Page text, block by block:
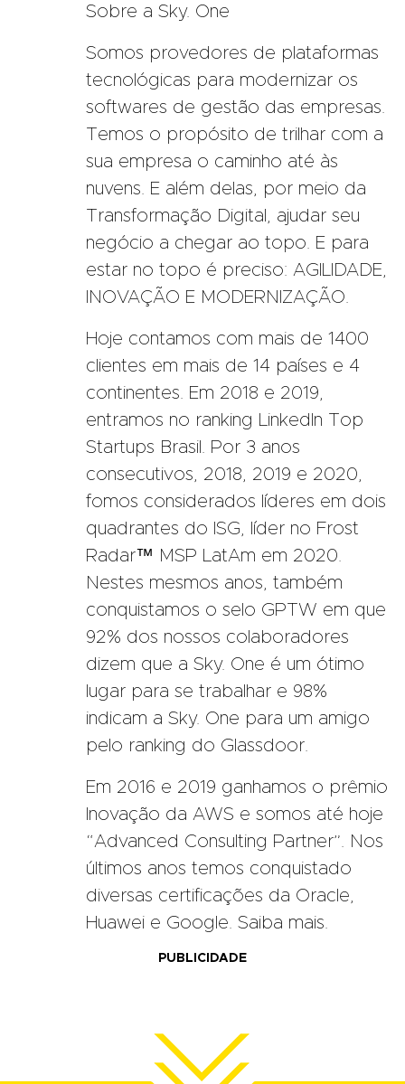
Sobre a Sky. One
Somos provedores de plataformas
tecnológicas para modernizar os
softwares de gestão das empresas.
Temos o propósito de trilhar com a
sua empresa o caminho até às
nuvens. E além delas, por meio da
Transformação Digital, ajudar seu
negócio a chegar ao topo. E para
estar no topo é preciso: AGILIDADE,
INOVAÇÃO E MODERNIZAÇÃO.
Hoje contamos com mais de 1400
clientes em mais de 14 países e 4
continentes. Em 2018 e 2019,
entramos no ranking LinkedIn Top
Startups Brasil. Por 3 anos
consecutivos, 2018, 2019 e 2020,
fomos considerados líderes em dois
quadrantes do ISG, líder no Frost
Radar™ MSP LatAm em 2020.
Nestes mesmos anos, também
conquistamos o selo GPTW em que
92% dos nossos colaboradores
dizem que a Sky. One é um ótimo
lugar para se trabalhar e 98%
indicam a Sky. One para um amigo
pelo ranking do Glassdoor.
Em 2016 e 2019 ganhamos o prêmio
Inovação da AWS e somos até hoje
“Advanced Consulting Partner”. Nos
últimos anos temos conquistado
diversas certificações da Oracle,
Huawei e Google. Saiba mais.
PUBLICIDADE